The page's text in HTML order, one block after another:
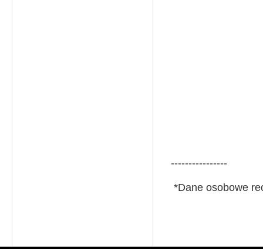
----------------
*Dane osobowe